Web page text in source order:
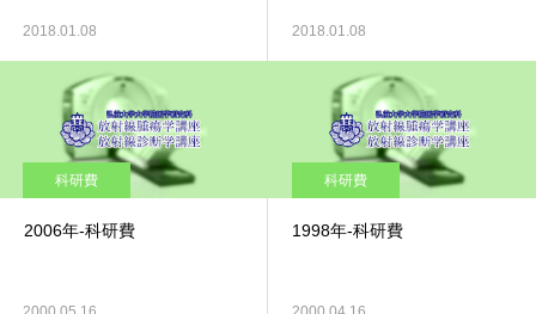
2018.01.08 2018.01.08
科研費
2006年-科研費
科研費
1998年-科研費